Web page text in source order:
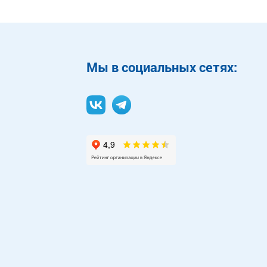
Mы в социальных сетях: